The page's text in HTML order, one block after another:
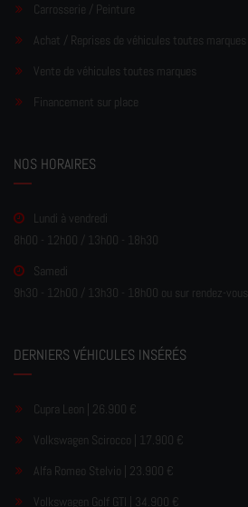
Carrosserie / Peinture
Achat / Reprises de véhicules toutes marques
Vente de véhicules toutes marques
Financement sur place
NOS HORAIRES
Lundi à vendredi
8h00 - 12h00 / 13h00 - 18h30
Samedi
9h30 - 12h00 / 13h30 - 18h00 ou sur rendez-vous
DERNIERS VÉHICULES INSÉRÉS
Cupra Leon | 26.900 €
Volkswagen Scirocco | 17.900 €
Alfa Romeo Stelvio | 23.900 €
Volkswagen Golf GTI | 34.900 €